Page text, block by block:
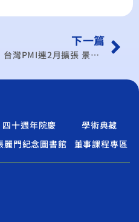
下一篇
台灣PMI連2月擴張 景氣逐步翻揚
四十週年院慶
學術典藏
麗門紀念圖書館
董事課程專區